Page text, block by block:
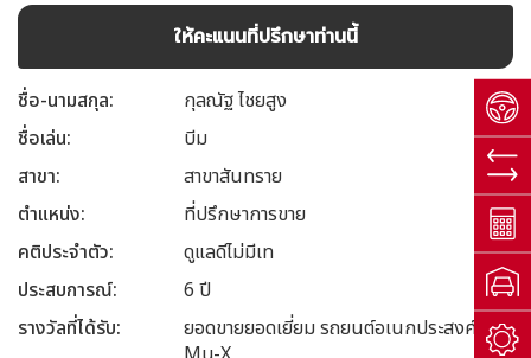
ให้คะแนนที่ปรึกษาท่านนี้
ชื่อ-นามสกุล
กุลณัฐ ไชยสูง
ชื่อเล่น
บีม
สาขา
สาขาสันทราย
ตำแหน่ง
ที่ปรึกษาการขาย
คติประจำตัว
ดูแลดีไม่มีเท
ประสบการณ์
6 ปี
รางวัลที่ได้รับ
ยอดขายยอดเยี่ยม รถยนต์อเนกประสงค์